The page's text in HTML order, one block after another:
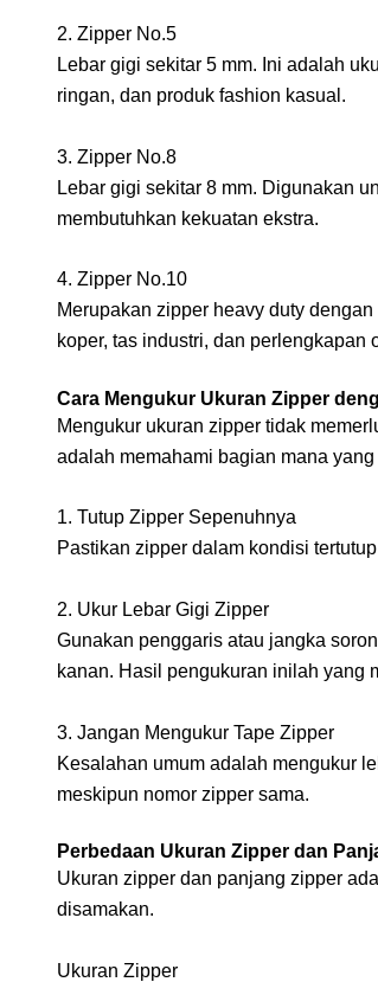
2. Zipper No.5
Lebar gigi sekitar 5 mm. Ini adalah
ringan, dan produk fashion kasual.
3. Zipper No.8
Lebar gigi sekitar 8 mm. Digunakan
membutuhkan kekuatan ekstra.
4. Zipper No.10
Merupakan zipper heavy duty
koper, tas industri, dan perlengkapan
Cara Mengukur Ukuran Zipper
Mengukur ukuran zipper tidak
adalah memahami bagian mana yang
1. Tutup Zipper Sepenuhnya
Pastikan zipper dalam kondisi
2. Ukur Lebar Gigi Zipper
Gunakan penggaris atau jangka
kanan. Hasil pengukuran inilah yang
3. Jangan Mengukur Tape Zipper
Kesalahan umum adalah mengukur
meskipun nomor zipper sama.
Perbedaan Ukuran Zipper dan
Ukuran zipper dan panjang zipper
disamakan.
Ukuran Zipper